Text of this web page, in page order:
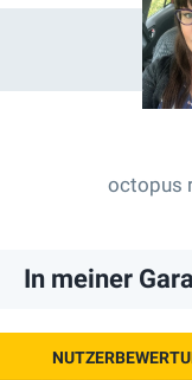
octopus
In meiner